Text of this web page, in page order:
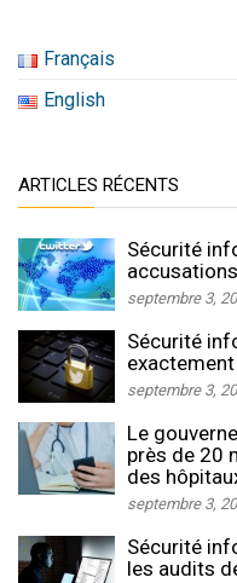
Français
English
ARTICLES RÉCENTS
Sécurité
septembre 3,
Sécurité
septembre 3,
Le
près de 20
des
septembre 3,
Sécurité
les audits